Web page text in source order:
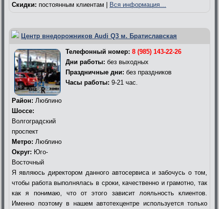
Скидки: постоянным клиентам | Вся информация…
Центр внедорожников Audi Q3 м. Братиславская
Телефонный номер: 8 (985) 143-22-26
Дни работы: без выходных
Праздничные дни: без праздников
Часы работы: 9-21 час.
Район: Люблино
Шоссе:
Волгоградский
проспект
Метро: Люблино
Округ: Юго-
Восточный
Я являюсь директором данного автосервиса и забочусь о том,
чтобы работа выполнялась в сроки, качественно и грамотно, так
как я понимаю, что от этого зависит лояльность клиентов.
Именно поэтому в нашем автотехцентре используется только